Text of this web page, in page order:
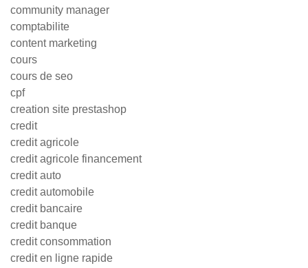
community manager
comptabilite
content marketing
cours
cours de seo
cpf
creation site prestashop
credit
credit agricole
credit agricole financement
credit auto
credit automobile
credit bancaire
credit banque
credit consommation
credit en ligne rapide